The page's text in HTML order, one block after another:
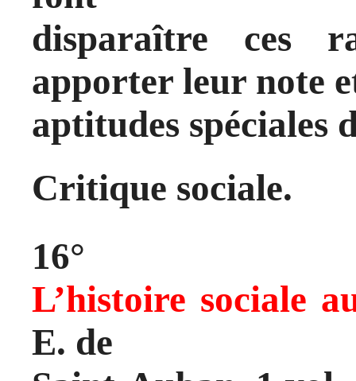
disparaître ces
apporter leur note
aptitudes spéciales
Critique sociale.
16°
L’histoire sociale
E. de